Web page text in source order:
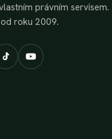
právním servisem.
roku 2009.